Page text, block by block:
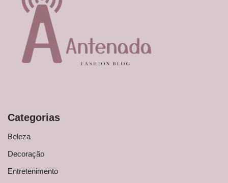
Categorias
Beleza
Decoração
Entretenimento